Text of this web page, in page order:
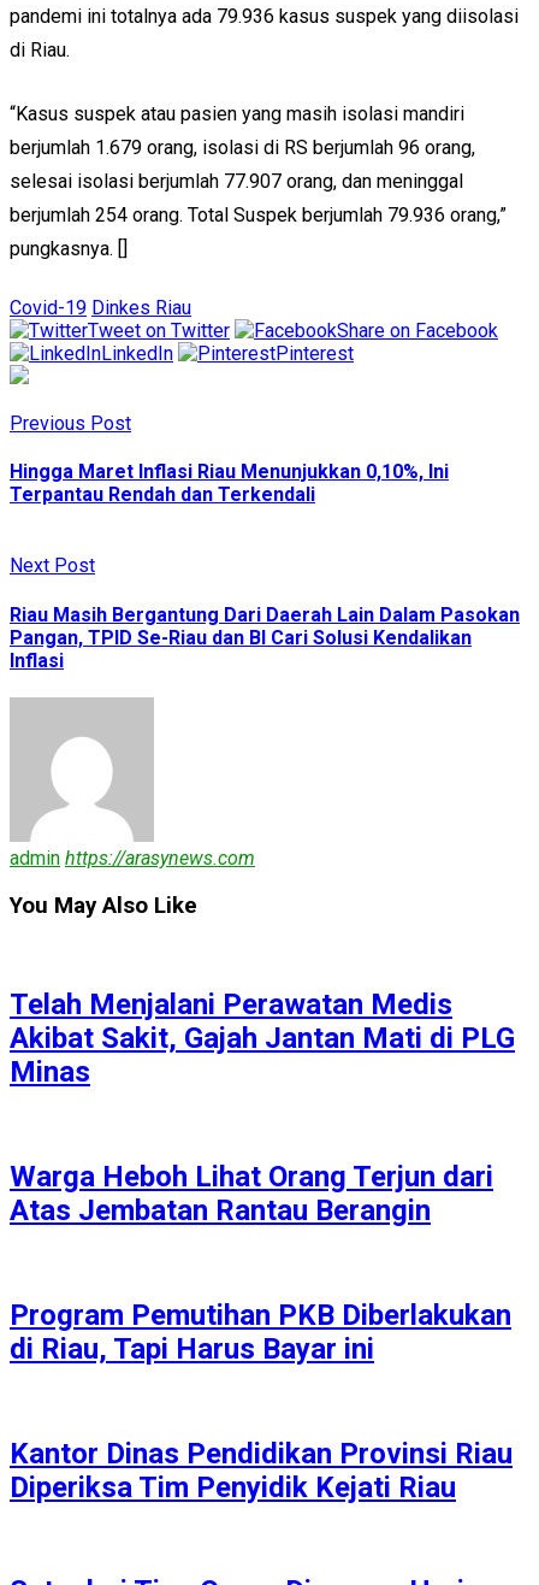
pandemi ini totalnya ada 79.936 kasus suspek yang diisolasi
di Riau.
“Kasus suspek atau pasien yang masih isolasi mandiri
berjumlah 1.679 orang, isolasi di RS berjumlah 96 orang,
selesai isolasi berjumlah 77.907 orang, dan meninggal
berjumlah 254 orang. Total Suspek berjumlah 79.936 orang,”
pungkasnya. []
Covid-19 Dinkes Riau
Tweet on Twitter
Share on Facebook
LinkedIn
Pinterest
Previous Post
Hingga Maret Inflasi Riau Menunjukkan 0,10%, Ini
Terpantau Rendah dan Terkendali
Next Post
Riau Masih Bergantung Dari Daerah Lain Dalam Pasokan
Pangan, TPID Se-Riau dan BI Cari Solusi Kendalikan
Inflasi
admin https://arasynews.com
You May Also Like
Telah Menjalani Perawatan Medis
Akibat Sakit, Gajah Jantan Mati di PLG
Minas
Warga Heboh Lihat Orang Terjun dari
Atas Jembatan Rantau Berangin
Program Pemutihan PKB Diberlakukan
di Riau, Tapi Harus Bayar ini
Kantor Dinas Pendidikan Provinsi Riau
Diperiksa Tim Penyidik Kejati Riau